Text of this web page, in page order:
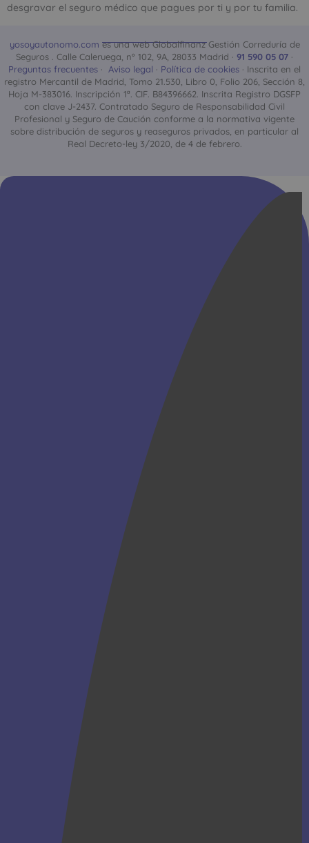
desgravar el seguro médico que pagues por ti y por tu familia.
yosoyautonomo.com es una web Globalfinanz Gestión Correduría de
Seguros . Calle Caleruega, nº 102, 9A, 28033 Madrid · 91 590 05 07 ·
Preguntas frecuentes · Aviso legal · Política de cookies · Inscrita en el
registro Mercantil de Madrid, Tomo 21.530, Libro 0, Folio 206, Sección 8,
Hoja M-383016. Inscripción 1ª. CIF. B84396662. Inscrita Registro DGSFP
con clave J-2437. Contratado Seguro de Responsabilidad Civil
Profesional y Seguro de Caución conforme a la normativa vigente
sobre distribución de seguros y reaseguros privados, en particular al
Real Decreto-ley 3/2020, de 4 de febrero.